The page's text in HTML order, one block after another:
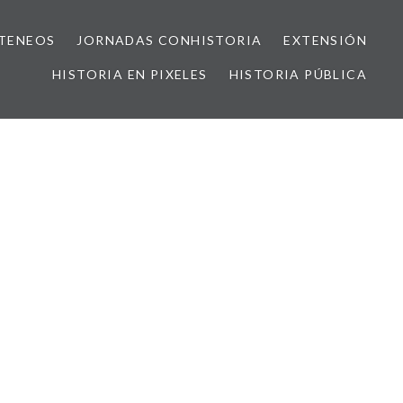
JORNADAS CONHISTORIA EXTENSIÓN
HISTORIA EN PIXELES HISTORIA PÚBLICA